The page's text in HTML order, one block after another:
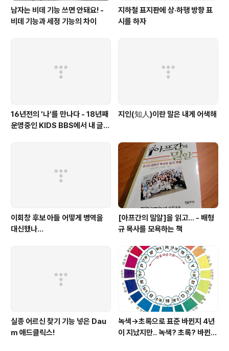
남자는 비데 기능 쓰면 안돼요! -
비데 기능과 세정 기능의 차이
지하철 표지판에 상·하행 방향 표
시를 하자
16년전의 '나'를 만나다 - 18년째
운영중인 KIDS BBS에서 내 글을
지인(知人)이란 말은 내게 어색해
이회창 후보 아들 어떻게 병역을
대신했나...
[아프간의 밀알]을 읽고... - 배형
규 목사를 모욕하는 책
실종 어르신 찾기 기능 넣은 Dau
m 애드클릭스!
녹색→초록으로 표준 바뀐지 4년
이 지났지만.. 녹색? 초록? 바뀐